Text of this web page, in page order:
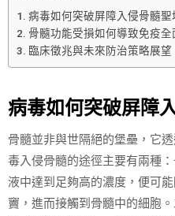
病毒如何突破屏障入侵骨髓聖
骨髓功能受損如何導致免疫全
臨床徵兆與未來防治策略展望
病毒如何突破屏障
骨髓並非與世隔絕的堡壘，它
毒入侵骨髓的途徑主要有兩種
液中達到足夠高的濃度，便可
竇，進而接觸到骨髓中的細胞